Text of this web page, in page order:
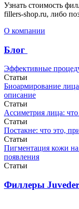
Узнать стоимость
fillers-shop.ru, либо
О компании
Блог
Эффективные
Статьи
Биоармирование
описание
Статьи
Ассиметрия лица:
Статьи
Постакне: что это,
Статьи
Пигментация кожи
появления
Статьи
Филлеры